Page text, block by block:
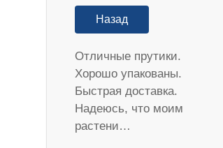
Назад
Отличные прутики.
Хорошо упакованы.
Быстрая доставка.
Надеюсь, что моим
растени…